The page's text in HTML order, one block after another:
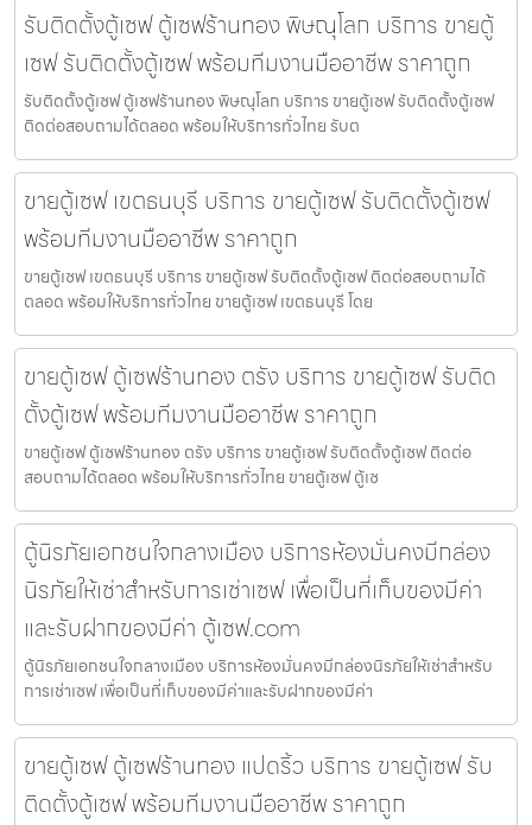
รับติดตั้งตู้เซฟ ตู้เซฟร้านทอง พิษณุโลก บริการ ขายตู้
เซฟ รับติดตั้งตู้เซฟ พร้อมทีมงานมืออาชีพ ราคาถูก
รับติดตั้งตู้เซฟ ตู้เซฟร้านทอง พิษณุโลก บริการ ขายตู้เซฟ รับติดตั้งตู้เซฟ
ติดต่อสอบถามได้ตลอด พร้อมให้บริการทั่วไทย รับต
ขายตู้เซฟ เขตธนบุรี บริการ ขายตู้เซฟ รับติดตั้งตู้เซฟ
พร้อมทีมงานมืออาชีพ ราคาถูก
ขายตู้เซฟ เขตธนบุรี บริการ ขายตู้เซฟ รับติดตั้งตู้เซฟ ติดต่อสอบถามได้
ตลอด พร้อมให้บริการทั่วไทย ขายตู้เซฟ เขตธนบุรี โดย
ขายตู้เซฟ ตู้เซฟร้านทอง ตรัง บริการ ขายตู้เซฟ รับติด
ตั้งตู้เซฟ พร้อมทีมงานมืออาชีพ ราคาถูก
ขายตู้เซฟ ตู้เซฟร้านทอง ตรัง บริการ ขายตู้เซฟ รับติดตั้งตู้เซฟ ติดต่อ
สอบถามได้ตลอด พร้อมให้บริการทั่วไทย ขายตู้เซฟ ตู้เซ
ตู้นิรภัยเอกชนใจกลางเมือง บริการห้องมั่นคงมีกล่อง
นิรภัยให้เช่าสำหรับการเช่าเซฟ เพื่อเป็นที่เก็บของมีค่า
และรับฝากของมีค่า ตู้เซฟ.com
ตู้นิรภัยเอกชนใจกลางเมือง บริการห้องมั่นคงมีกล่องนิรภัยให้เช่าสำหรับ
การเช่าเซฟ เพื่อเป็นที่เก็บของมีค่าและรับฝากของมีค่า
ขายตู้เซฟ ตู้เซฟร้านทอง แปดริ้ว บริการ ขายตู้เซฟ รับ
ติดตั้งตู้เซฟ พร้อมทีมงานมืออาชีพ ราคาถูก